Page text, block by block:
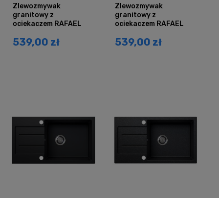
Zlewozmywak
granitowy z
ociekaczem RAFAEL
539,00 zł
Zlewozmywak
granitowy z
ociekaczem RAFAEL
539,00 zł